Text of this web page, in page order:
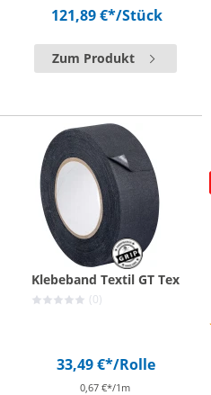
121,89 €*/Stück
Zum Produkt
Klebeband Textil GT Tex
(0)
33,49 €*/Rolle
0,67 €*/1m